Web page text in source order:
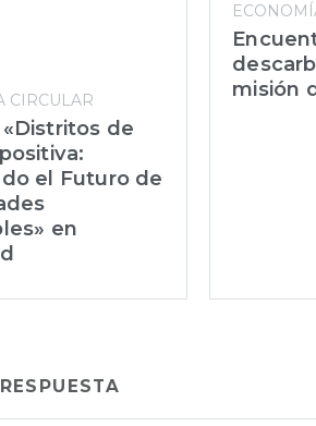
CIRCULAR
de
el Futuro de
en
misión